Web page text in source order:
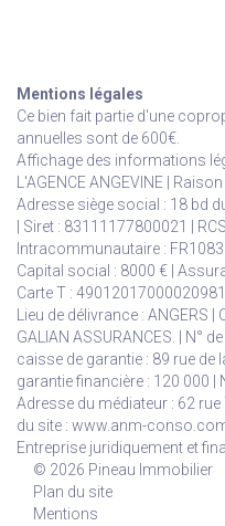
Mentions légales
Ce bien fait partie d'une
annuelles sont de 600€.
Affichage des informations
L'AGENCE ANGEVINE |
Adresse siège social : 18 bd
| Siret : 83111177800021 |
Intracommunautaire :
Capital social : 8000 € |
Carte T :
Lieu de délivrance : ANGERS
GALIAN ASSURANCES. | N°
caisse de garantie : 89 rue de
garantie financière : 120 000 |
Adresse du médiateur : 62
du site : www.anm-
Entreprise juridiquement et
© 2026 Pineau Immobilier
Plan du site
Mentions